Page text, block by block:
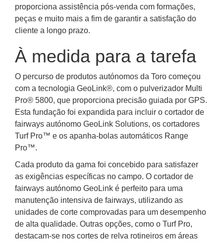
proporciona assistência pós-venda com formações,
peças e muito mais a fim de garantir a satisfação do
cliente a longo prazo.
À medida para a tarefa
O percurso de produtos autónomos da Toro começou
com a tecnologia GeoLink®, com o pulverizador Multi
Pro® 5800, que proporciona precisão guiada por GPS.
Esta fundação foi expandida para incluir o cortador de
fairways autónomo GeoLink Solutions, os cortadores
Turf Pro™ e os apanha-bolas automáticos Range
Pro™.
Cada produto da gama foi concebido para satisfazer
as exigências específicas no campo. O cortador de
fairways autónomo GeoLink é perfeito para uma
manutenção intensiva de fairways, utilizando as
unidades de corte comprovadas para um desempenho
de alta qualidade. Outras opções, como o Turf Pro,
destacam-se nos cortes de relva rotineiros em áreas